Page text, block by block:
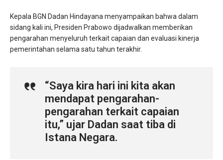
Kepala BGN Dadan Hindayana menyampaikan bahwa dalam
sidang kali ini, Presiden Prabowo dijadwalkan memberikan
pengarahan menyeluruh terkait capaian dan evaluasi kinerja
pemerintahan selama satu tahun terakhir.
“Saya kira hari ini kita akan
mendapat pengarahan-
pengarahan terkait capaian
itu,” ujar Dadan saat tiba di
Istana Negara.